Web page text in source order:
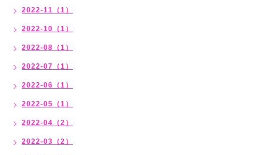
2022-11（1）
2022-10（1）
2022-08（1）
2022-07（1）
2022-06（1）
2022-05（1）
2022-04（2）
2022-03（2）